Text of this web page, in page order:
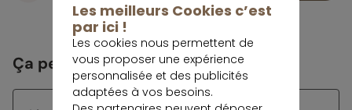
Ça peut vous intéresser
Les meilleurs Cookies c’est
par ici !
Les cookies nous permettent de
vous proposer une expérience
personnalisée et des publicités
adaptées à vos besoins.